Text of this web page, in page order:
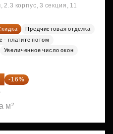
корпус, 3 секция, 11
Предчистовая отделка
- платите потом
Увеличенное число окон
-16%
м²